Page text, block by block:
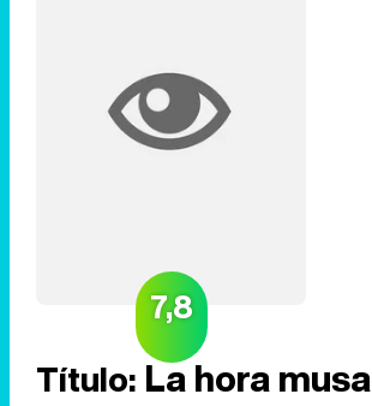
7,8
Título: La hora musa